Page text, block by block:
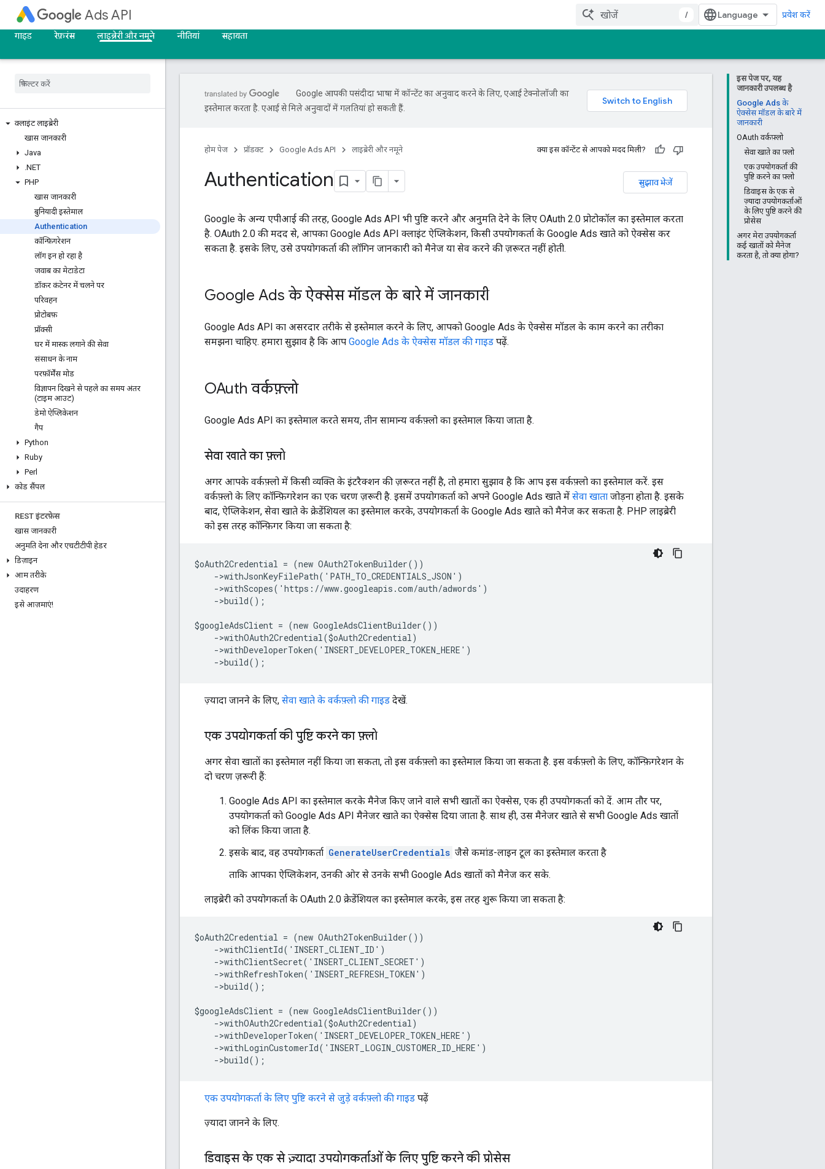
Ads API / प्रवेश करें
गाइड रेफ़रंस लाइब्रेरी और नमूने नीतियां सहायता
क्लाइंट लाइब्रेरी
खास जानकारी
Java
.NET
PHP
खास जानकारी
बुनियादी इस्तेमाल
Authentication
कॉन्फ़िगरेशन
लॉग इन हो रहा है
जवाब का मेटाडेटा
डॉकर कंटेनर में चलने पर
परिवहन
प्रोटोबफ़
प्रॉक्सी
घर में मास्क लगाने की सेवा
संसाधन के नाम
परफ़ॉर्मेंस मोड
विज्ञापन दिखने से पहले का समय अंतर
(टाइम आउट)
डेमो ऐप्लिकेशन
गैप
Python
Ruby
Perl
कोड सैंपल
REST इंटरफ़ेस
खास जानकारी
अनुमति देना और एचटीटीपी हेडर
डिज़ाइन
आम तरीके
उदाहरण
इसे आज़माएं!
इस पेज पर, यह
जानकारी उपलब्ध है
Google Ads के
ऐक्सेस मॉडल के बारे में
जानकारी
OAuth वर्कफ़्लो
सेवा खाते का फ़्लो
एक उपयोगकर्ता की
पुष्टि करने का फ़्लो
डिवाइस के एक से
ज़्यादा उपयोगकर्ताओं
के लिए पुष्टि करने की
प्रोसेस
अगर मेरा उपयोगकर्ता
कई खातों को मैनेज
करता है, तो क्या होगा?
Google आपकी पसंदीदा भाषा में कॉन्टेंट का अनुवाद करने के लिए, एआई टेक्नोलॉजी का
इस्तेमाल करता है. एआई से मिले अनुवादों में गलतियां हो सकती हैं.
होम पेज प्रॉडक्ट Google Ads API लाइब्रेरी और नमूने क्या इस कॉन्टेंट से आपको मदद मिली?
सुझाव भेजें
Authentication
Google के अन्य एपीआई की तरह, Google Ads API भी पुष्टि करने और अनुमति देने के लिए OAuth 2.0 प्रोटोकॉल का इस्तेमाल करता
है. OAuth 2.0 की मदद से, आपका Google Ads API क्लाइंट ऐप्लिकेशन, किसी उपयोगकर्ता के Google Ads खाते को ऐक्सेस कर
सकता है. इसके लिए, उसे उपयोगकर्ता की लॉगिन जानकारी को मैनेज या सेव करने की ज़रूरत नहीं होती.
Google Ads के ऐक्सेस मॉडल के बारे में जानकारी
Google Ads API का असरदार तरीके से इस्तेमाल करने के लिए, आपको Google Ads के ऐक्सेस मॉडल के काम करने का तरीका
समझना चाहिए. हमारा सुझाव है कि आप Google Ads के ऐक्सेस मॉडल की गाइड पढ़ें.
OAuth वर्कफ़्लो
Google Ads API का इस्तेमाल करते समय, तीन सामान्य वर्कफ़्लो का इस्तेमाल किया जाता है.
सेवा खाते का फ़्लो
अगर आपके वर्कफ़्लो में किसी व्यक्ति के इंटरैक्शन की ज़रूरत नहीं है, तो हमारा सुझाव है कि आप इस वर्कफ़्लो का इस्तेमाल करें. इस
वर्कफ़्लो के लिए कॉन्फ़िगरेशन का एक चरण ज़रूरी है. इसमें उपयोगकर्ता को अपने Google Ads खाते में सेवा खाता जोड़ना होता है. इसके
बाद, ऐप्लिकेशन, सेवा खाते के क्रेडेंशियल का इस्तेमाल करके, उपयोगकर्ता के Google Ads खाते को मैनेज कर सकता है. PHP लाइब्रेरी
को इस तरह कॉन्फ़िगर किया जा सकता है:
$oAuth2Credential = (new OAuth2TokenBuilder())
    ->withJsonKeyFilePath('PATH_TO_CREDENTIALS_JSON')
    ->withScopes('https://www.googleapis.com/auth/adwords')
    ->build();
$googleAdsClient = (new GoogleAdsClientBuilder())
    ->withOAuth2Credential($oAuth2Credential)
    ->withDeveloperToken('INSERT_DEVELOPER_TOKEN_HERE')
    ->build();
ज़्यादा जानने के लिए, सेवा खाते के वर्कफ़्लो की गाइड देखें.
एक उपयोगकर्ता की पुष्टि करने का फ़्लो
अगर सेवा खातों का इस्तेमाल नहीं किया जा सकता, तो इस वर्कफ़्लो का इस्तेमाल किया जा सकता है. इस वर्कफ़्लो के लिए, कॉन्फ़िगरेशन के
दो चरण ज़रूरी हैं:
Google Ads API का इस्तेमाल करके मैनेज किए जाने वाले सभी खातों का ऐक्सेस, एक ही उपयोगकर्ता को दें. आम तौर पर,
उपयोगकर्ता को Google Ads API मैनेजर खाते का ऐक्सेस दिया जाता है. साथ ही, उस मैनेजर खाते से सभी Google Ads खातों
को लिंक किया जाता है.
इसके बाद, वह उपयोगकर्ता GenerateUserCredentials जैसे कमांड-लाइन टूल का इस्तेमाल करता है
ताकि आपका ऐप्लिकेशन, उनकी ओर से उनके सभी Google Ads खातों को मैनेज कर सके.
लाइब्रेरी को उपयोगकर्ता के OAuth 2.0 क्रेडेंशियल का इस्तेमाल करके, इस तरह शुरू किया जा सकता है:
$oAuth2Credential = (new OAuth2TokenBuilder())
    ->withClientId('INSERT_CLIENT_ID')
    ->withClientSecret('INSERT_CLIENT_SECRET')
    ->withRefreshToken('INSERT_REFRESH_TOKEN')
    ->build();
$googleAdsClient = (new GoogleAdsClientBuilder())
    ->withOAuth2Credential($oAuth2Credential)
    ->withDeveloperToken('INSERT_DEVELOPER_TOKEN_HERE')
    ->withLoginCustomerId('INSERT_LOGIN_CUSTOMER_ID_HERE')
    ->build();
एक उपयोगकर्ता के लिए पुष्टि करने से जुड़े वर्कफ़्लो की गाइड पढ़ें
ज़्यादा जानने के लिए.
डिवाइस के एक से ज़्यादा उपयोगकर्ताओं के लिए पुष्टि करने की प्रोसेस